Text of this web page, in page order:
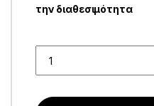
την διαθεσιμότητα